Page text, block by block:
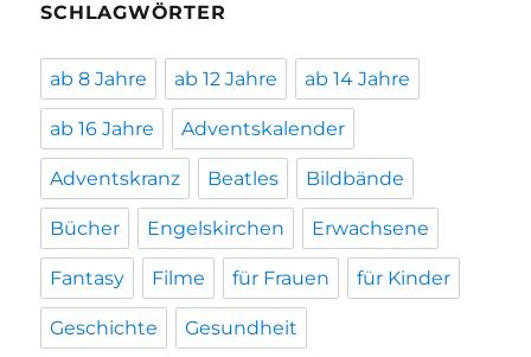
SCHLAGWÖRTER
ab 8 Jahre ab 12 Jahre ab 14 Jahre
ab 16 Jahre Adventskalender
Adventskranz Beatles Bildbände
Bücher Engelskirchen Erwachsene
Fantasy Filme für Frauen für Kinder
Geschichte Gesundheit